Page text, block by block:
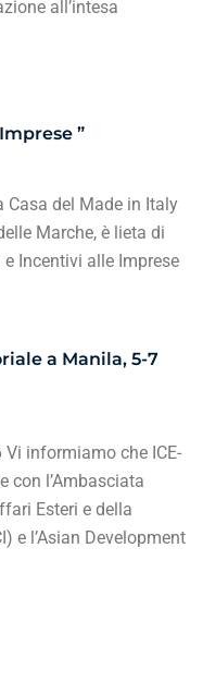
all’intesa
”
Casa del Made in Italy
Marche, è lieta di
Incentivi alle Imprese
a Manila, 5-7
informiamo che ICE-
con l’Ambasciata
Esteri e della
e l’Asian Development